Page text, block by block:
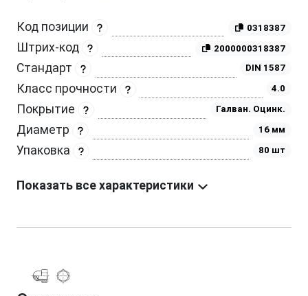
Код позиции 0318387
Штрих-код 2000000318387
Стандарт DIN 1587
Класс прочности 4.0
Покрытие Галван. Оцинк.
Диаметр 16 мм
Упаковка 80 шт
Показать все характеристики